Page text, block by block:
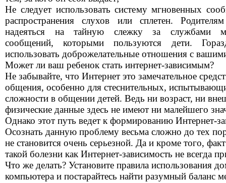
Не следует использовать систему мгновенных
распространения слухов или сплетен.
надеяться на тайную слежку за службами
сообщений, которыми пользуются дети.
использовать доброжелательные отношения с
Может ли ваш ребенок стать интернет-зависимым?
Не забывайте, что Интернет это замечательное
общения, особенно для стеснительных,
сложности в общении детей. Ведь ни возраст, ни
физические данные здесь не имеют ни малейшего
Однако этот путь ведет к формированию Интернет-
Осознать данную проблему весьма сложно до тех
не становится очень серьезной. Да и кроме того,
такой болезни как Интернет-зависимость не всегда
Что же делать? Установите правила использования
компьютера и постарайтесь найти разумный баланс